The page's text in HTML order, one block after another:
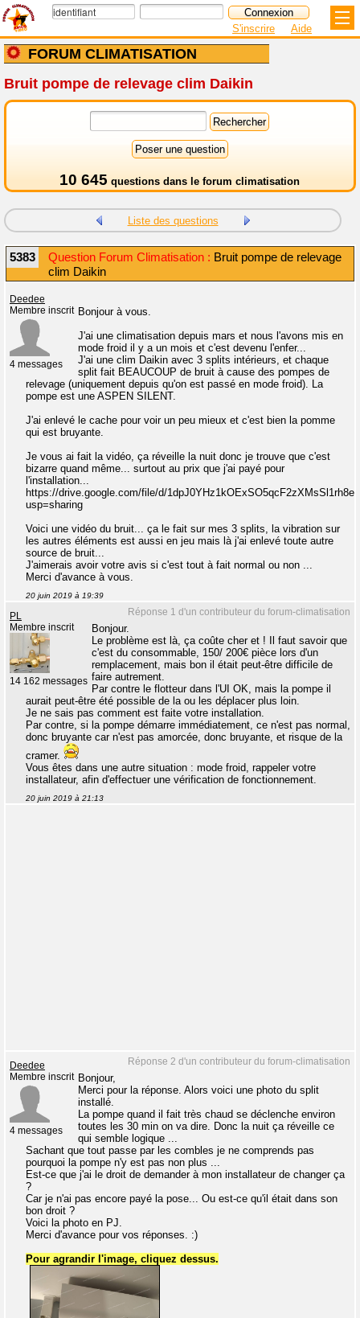
FORUM CLIMATISATION
S'inscrire Aide
Bruit pompe de relevage clim Daikin
10 645 questions dans le forum climatisation
Liste des questions
5383 Question Forum Climatisation : Bruit pompe de relevage
clim Daikin
Deedee
Membre inscrit
4 messages
Bonjour à vous.
J'ai une climatisation depuis mars et nous l'avons mis en
mode froid il y a un mois et c'est devenu l'enfer...
J'ai une clim Daikin avec 3 splits intérieurs, et chaque
split fait BEAUCOUP de bruit à cause des pompes de
relevage (uniquement depuis qu'on est passé en mode froid). La
pompe est une ASPEN SILENT.
J'ai enlevé le cache pour voir un peu mieux et c'est bien la pomme
qui est bruyante.
Je vous ai fait la vidéo, ça réveille la nuit donc je trouve que c'est
bizarre quand même... surtout au prix que j'ai payé pour
l'installation...
https://drive.google.com/file/d/
usp=sharing
Voici une vidéo du bruit... ça le fait sur mes 3 splits, la vibration sur
les autres éléments est aussi en jeu mais là j'ai enlevé toute autre
source de bruit...
J'aimerais avoir votre avis si c'est tout à fait normal ou non ...
Merci d'avance à vous.
20 juin 2019 à 19:39
Réponse 1 d'un contributeur du forum-climatisation
PL
Membre inscrit
14 162 messages
Bonjour.
Le problème est là, ça coûte cher et ! Il faut savoir que
c'est du consommable, 150/ 200€ pièce lors d'un
remplacement, mais bon il était peut-être difficile de
faire autrement.
Par contre le flotteur dans l'UI OK, mais la pompe il
aurait peut-être été possible de la ou les déplacer plus loin.
Je ne sais pas comment est faite votre installation.
Par contre, si la pompe démarre immédiatement, ce n'est pas normal,
donc bruyante car n'est pas amorcée, donc bruyante, et risque de la
cramer.
Vous êtes dans une autre situation : mode froid, rappeler votre
installateur, afin d'effectuer une vérification de fonctionnement.
20 juin 2019 à 21:13
Réponse 2 d'un contributeur du forum-climatisation
Deedee
Membre inscrit
4 messages
Bonjour,
Merci pour la réponse. Alors voici une photo du split
installé.
La pompe quand il fait très chaud se déclenche environ
toutes les 30 min on va dire. Donc la nuit ça réveille ce
qui semble logique ...
Sachant que tout passe par les combles je ne comprends pas
pourquoi la pompe n'y est pas non plus ...
Est-ce que j'ai le droit de demander à mon installateur de changer ça
?
Car je n'ai pas encore payé la pose... Ou est-ce qu'il était dans son
bon droit ?
Voici la photo en PJ.
Merci d'avance pour vos réponses. :)
Pour agrandir l'image, cliquez dessus.